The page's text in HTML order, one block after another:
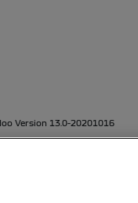
Version 13.0-20201016
der